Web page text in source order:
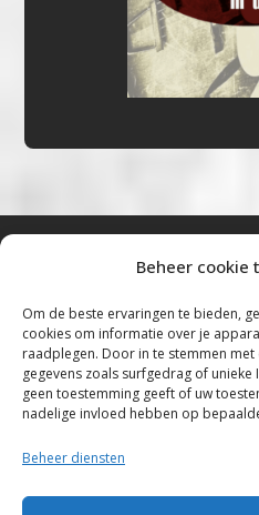
Beheer cookie
Om de beste ervaringen te bieden,
cookies om informatie over je
raadplegen. Door in te stemmen
gegevens zoals surfgedrag of
geen toestemming geeft of uw
nadelige invloed hebben op
Beheer diensten
“Voor de mooiste
Copyright 2019 – 2026